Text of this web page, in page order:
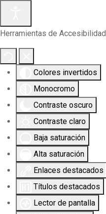
Herramientas de Accesibilidad
Colores invertidos
Monocromo
Contraste oscuro
Contraste claro
Baja saturación
Alta saturación
Enlaces destacados
Títulos destacados
Lector de pantalla